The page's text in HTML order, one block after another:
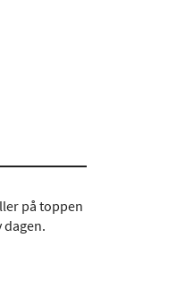
på toppen